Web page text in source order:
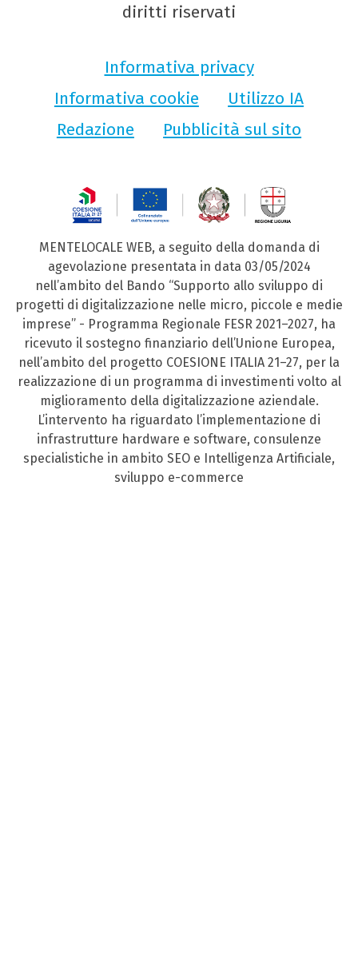
diritti riservati
Informativa privacy
Informativa cookie
Utilizzo IA
Redazione
Pubblicità sul sito
MENTELOCALE WEB, a seguito della domanda di
agevolazione presentata in data 03/05/2024
nell’ambito del Bando “Supporto allo sviluppo di
progetti di digitalizzazione nelle micro, piccole e medie
imprese” - Programma Regionale FESR 2021–2027, ha
ricevuto il sostegno finanziario dell’Unione Europea,
nell’ambito del progetto COESIONE ITALIA 21–27, per la
realizzazione di un programma di investimenti volto al
miglioramento della digitalizzazione aziendale.
L’intervento ha riguardato l’implementazione di
infrastrutture hardware e software, consulenze
specialistiche in ambito SEO e Intelligenza Artificiale,
sviluppo e-commerce